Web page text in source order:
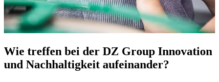
Wie treffen bei der DZ Group Innovation
und Nachhaltigkeit aufeinander?